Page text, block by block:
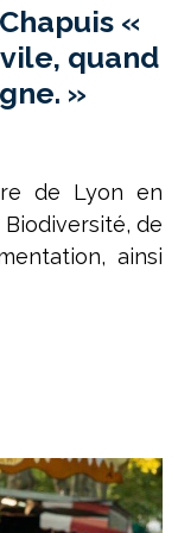
«
quand
»
de Lyon en
de
ainsi